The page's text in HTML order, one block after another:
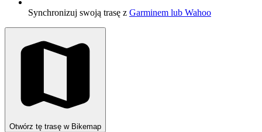
Synchronizuj swoją trasę z Garminem lub Wahoo
Otwórz tę trasę w Bikemap